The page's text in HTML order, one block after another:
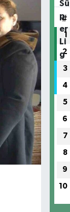
#
1
2
3
4
5
6
7
8
9
10